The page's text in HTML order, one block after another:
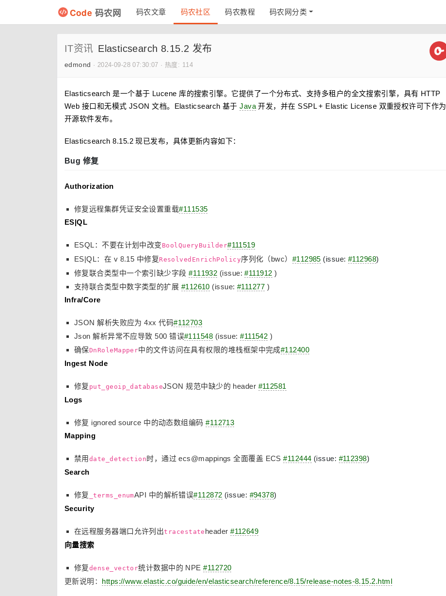
Code 码农网 码农文章 码农社区 码农教程 码农网分类
IT资讯 Elasticsearch 8.15.2 发布
edmond · 2024-09-28 07:30:07 · 热度: 114
Elasticsearch 是一个基于 Lucene 库的搜索引擎。它提供了一个分布式、支持多租户的全文搜索引擎，具有 HTTP
Web 接口和无模式 JSON 文档。Elasticsearch 基于Java 开发，并在 SSPL + Elastic License 双重授权许可下作为
开源软件发布。
Elasticsearch 8.15.2 现已发布，具体更新内容如下：
Bug 修复
Authorization
修复远程集群凭证安全设置重载#111535
ES|QL
ESQL：不要在计划中改变 BoolQueryBuilder#111519
ES|QL：在 v 8.15 中修复ResolvedEnrichPolicy序列化（bwc） #112985 (issue: #112968)
修复联合类型中一个索引缺少字段#111932 (issue:#111912 )
支持联合类型中数字类型的扩展 #112610 (issue: #111277 )
Infra/Core
JSON 解析失败应为 4xx 代码#112703
Json 解析异常不应导致 500 错误#111548 (issue:#111542 )
确保DnRoleMapper中的文件访问在具有权限的堆栈框架中完成#112400
Ingest Node
修复 put_geoip_databaseJSON 规范中缺少的 header #112581
Logs
修复 ignored source 中的动态数组编码#112713
Mapping
禁用 date_detection时，通过 ecs@mappings 全面覆盖 ECS#112444 (issue: #112398)
Search
修复 _terms_enumAPI 中的解析错误#112872 (issue: #94378)
Security
在远程服务器端口允许列出tracestate header#112649
向量搜索
修复dense_vector统计数据中的 NPE#112720
更新说明： https://www.elastic.co/guide/en/elasticsearch/reference/8.15/release-notes-8.15.2.html